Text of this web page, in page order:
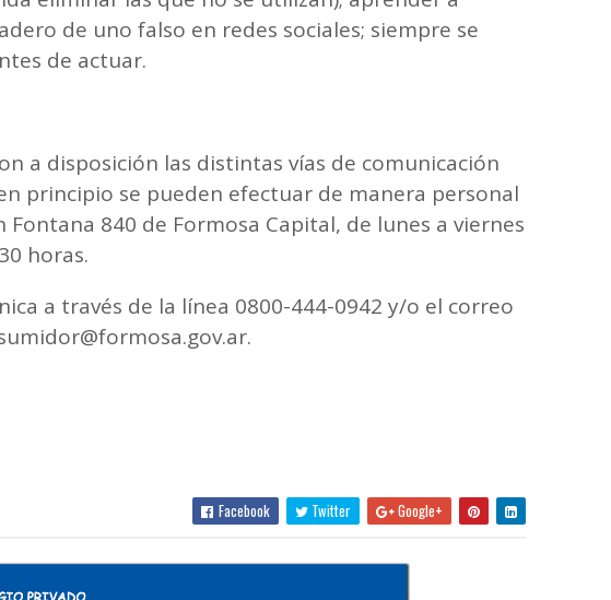
de uno falso en redes sociales; siempre se
de actuar.
a disposición las distintas vías de comunicación
principio se pueden efectuar de manera personal
840 de Formosa Capital, de lunes a viernes
horas.
a través de la línea 0800-444-0942 y/o el correo
Facebook Twitter Google+